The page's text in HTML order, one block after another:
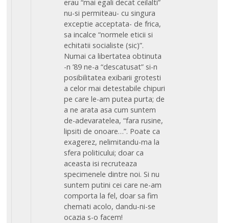
erau “mai egali decat ceilalti”
nu-si permiteau- cu singura
exceptie acceptata- de frica,
sa incalce “normele eticii si
echitatii socialiste (sic)”.
Numai ca libertatea obtinuta
-n ’89 ne-a “descatusat” si-n
posibilitatea exibarii grotesti
a celor mai detestabile chipuri
pe care le-am putea purta; de
a ne arata asa cum suntem
de-adevaratelea, “fara rusine,
lipsiti de onoare…”. Poate ca
exagerez, nelimitandu-ma la
sfera politicului; doar ca
aceasta isi recruteaza
specimenele dintre noi. Si nu
suntem putini cei care ne-am
comporta la fel, doar sa fim
chemati acolo, dandu-ni-se
ocazia s-o facem!